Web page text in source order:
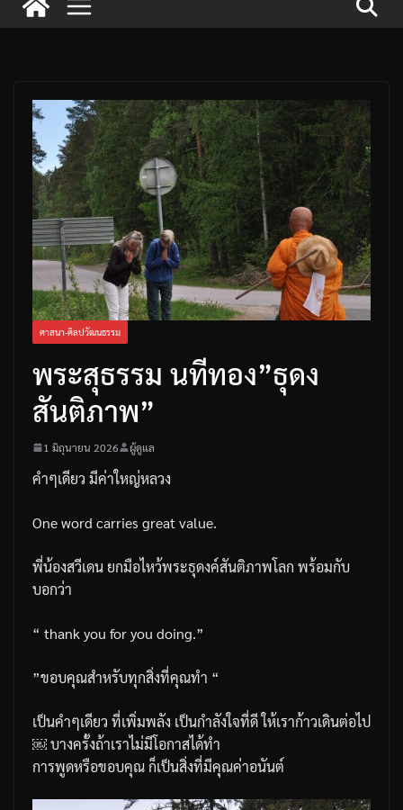
ศาสนา-ศิลปวัฒนธรรม
พระสุธรรม นทีทอง”ธุดง
สันติภาพ”
1 มิถุนายน 2026 ผู้ดูแล
คำๆเดียว มีค่าใหญ่หลวง
One word carries great value.
พี่น้องสวีเดน ยกมือไหว้พระธุดงค์สันติภาพโลก พร้อมกับ
บอกว่า
“ thank you for you doing.”
”ขอบคุณสำหรับทุกสิ่งที่คุณทำ “
เป็นคำๆเดียว ที่เพิ่มพลัง เป็นกำลังใจที่ดี ให้เราก้าวเดินต่อไป
￼ บางครั้งถ้าเราไม่มีโอกาสได้ทำ
การพูดหรือขอบคุณ ก็เป็นสิ่งที่มีคุณค่าอนันต์